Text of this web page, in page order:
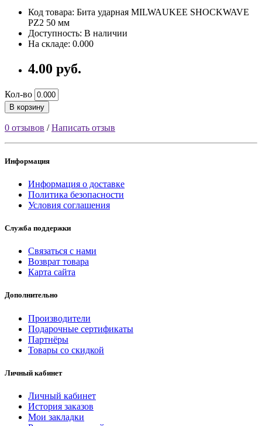
Код товара: Бита ударная MILWAUKEE SHOCKWAVE
PZ2 50 мм
Доступность: В наличии
На складе: 0.000
4.00 руб.
Кол-во
В корзину
0 отзывов /Написать отзыв
Информация
Информация о доставке
Политика безопасности
Условия соглашения
Служба поддержки
Связаться с нами
Возврат товара
Карта сайта
Дополнительно
Производители
Подарочные сертификаты
Партнёры
Товары со скидкой
Личный кабинет
Личный кабинет
История заказов
Мои закладки